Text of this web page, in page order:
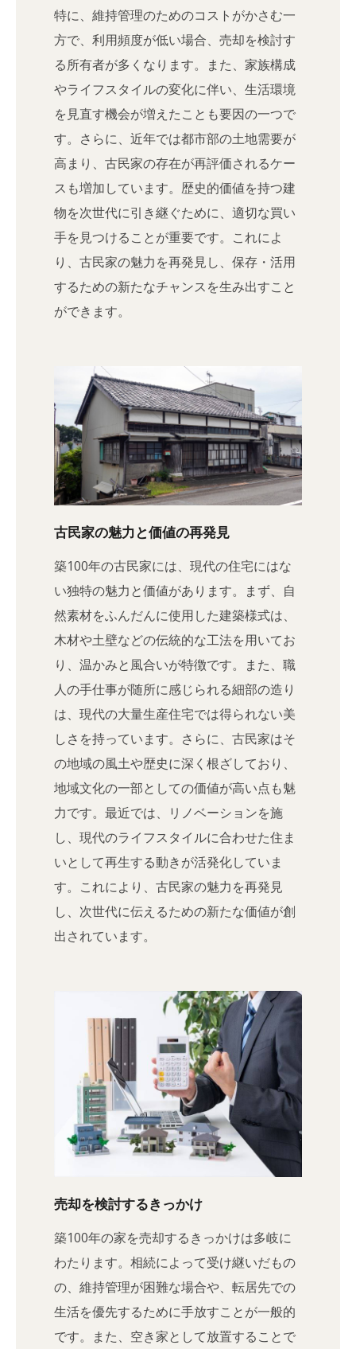
特に、維持管理のためのコストがかさむ一
方で、利用頻度が低い場合、売却を検討す
る所有者が多くなります。また、家族構成
やライフスタイルの変化に伴い、生活環境
を見直す機会が増えたことも要因の一つで
す。さらに、近年では都市部の土地需要が
高まり、古民家の存在が再評価されるケー
スも増加しています。歴史的価値を持つ建
物を次世代に引き継ぐために、適切な買い
手を見つけることが重要です。これによ
り、古民家の魅力を再発見し、保存・活用
するための新たなチャンスを生み出すこと
ができます。
古民家の魅力と価値の再発見
築100年の古民家には、現代の住宅にはな
い独特の魅力と価値があります。まず、自
然素材をふんだんに使用した建築様式は、
木材や土壁などの伝統的な工法を用いてお
り、温かみと風合いが特徴です。また、職
人の手仕事が随所に感じられる細部の造り
は、現代の大量生産住宅では得られない美
しさを持っています。さらに、古民家はそ
の地域の風土や歴史に深く根ざしており、
地域文化の一部としての価値が高い点も魅
力です。最近では、リノベーションを施
し、現代のライフスタイルに合わせた住ま
いとして再生する動きが活発化していま
す。これにより、古民家の魅力を再発見
し、次世代に伝えるための新たな価値が創
出されています。
売却を検討するきっかけ
築100年の家を売却するきっかけは多岐に
わたります。相続によって受け継いだもの
の、維持管理が困難な場合や、転居先での
生活を優先するために手放すことが一般的
です。また、空き家として放置することで